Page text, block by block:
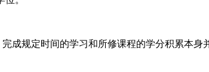
规定时间的学习和所修课程的学分积累本身